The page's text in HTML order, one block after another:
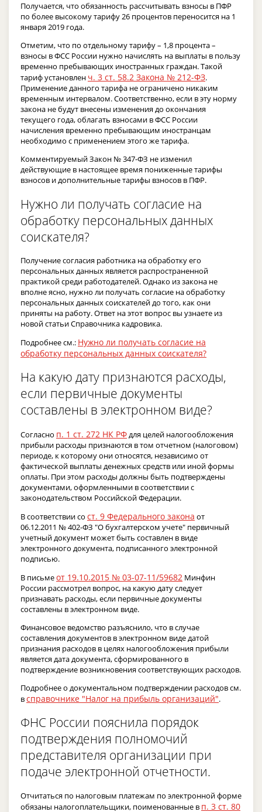
Получается, что обязанность рассчитывать взносы в ПФР
по более высокому тарифу 26 процентов переносится на 1
января 2019 года.
Отметим, что по отдельному тарифу – 1,8 процента –
взносы в ФСС России нужно начислять на выплаты в пользу
временно пребывающих иностранных граждан. Такой
тариф установлен ч. 3 ст. 58.2 Закона № 212-ФЗ.
Применение данного тарифа не ограничено никаким
временным интервалом. Соответственно, если в эту норму
закона не будут внесены изменения до окончания
текущего года, облагать взносами в ФСС России
начисления временно пребывающим иностранцам
необходимо с применением этого же тарифа.
Комментируемый Закон № 347-ФЗ не изменил
действующие в настоящее время пониженные тарифы
взносов и дополнительные тарифы взносов в ПФР.
Нужно ли получать согласие на
обработку персональных данных
соискателя?
Получение согласия работника на обработку его
персональных данных является распространенной
практикой среди работодателей. Однако из закона не
вполне ясно, нужно ли получать согласие на обработку
персональных данных соискателей до того, как они
приняты на работу. Ответ на этот вопрос вы узнаете из
новой статьи Справочника кадровика.
Подробнее см.: Нужно ли получать согласие на
обработку персональных данных соискателя?
На какую дату признаются расходы,
если первичные документы
составлены в электронном виде?
Согласно п. 1 ст. 272 НК РФдля целей налогообложения
прибыли расходы признаются в том отчетном (налоговом)
периоде, к которому они относятся, независимо от
фактической выплаты денежных средств или иной формы
оплаты. При этом расходы должны быть подтверждены
документами, оформленными в соответствии с
законодательством Российской Федерации.
В соответствии со ст. 9 Федерального закона от
06.12.2011 № 402-ФЗ "О бухгалтерском учете" первичный
учетный документ может быть составлен в виде
электронного документа, подписанного электронной
подписью.
В письмеот 19.10.2015 № 03-07-11/59682 Минфин
России рассмотрел вопрос, на какую дату следует
признавать расходы, если первичные документы
составлены в электронном виде.
Финансовое ведомство разъяснило, что в случае
составления документов в электронном виде датой
признания расходов в целях налогообложения прибыли
является дата документа, сформированного в
подтверждение возникновения соответствующих расходов.
Подробнее о документальном подтверждении расходов см.
всправочнике "Налог на прибыль организаций".
ФНС России пояснила порядок
подтверждения полномочий
представителя организации при
подаче электронной отчетности.
Отчитаться по налоговым платежам по электронной форме
обязаны налогоплательщики, поименованные в п. 3 ст. 80